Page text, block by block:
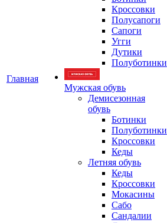
Главная
Кроссовки
Полусапоги
Сапоги
Угги
Дутики
Полуботинки
Мужская обувь
Демисезонная
обувь
Ботинки
Полуботинки
Кроссовки
Кеды
Летняя обувь
Кеды
Кроссовки
Мокасины
Сабо
Сандалии